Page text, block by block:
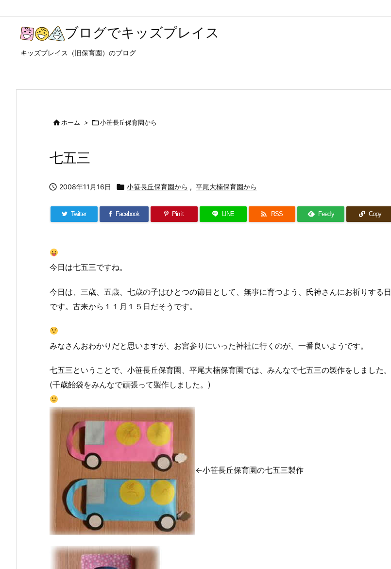
ブログでキッズプレイス
キッズプレイス（旧保育園）のブログ
ホーム > 小笹長丘保育園から
七五三
 2008年11月16日  小笹長丘保育園から , 平尾大楠保育園から
Twitter Facebook Pin it LINE  RSS Feedly Copy
今日は七五三ですね。
今日は、三歳、五歳、七歳の子はひとつの節目として、無事に育つよう、氏神さんにお祈りする日
です。古来から１１月１５日だそうです。
みなさんおわかりだと思いますが、お宮参りにいった神社に行くのが、一番良いようです。
七五三ということで、小笹長丘保育園、平尾大楠保育園では、みんなで七五三の製作をしました。
(千歳飴袋をみんなで頑張って製作しました。)
←小笹長丘保育園の七五三製作